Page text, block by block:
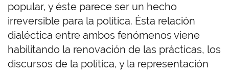
popular, y éste parece ser un hecho
irreversible para la política. Ésta relación
dialéctica entre ambos fenómenos viene
habilitando la renovación de las prácticas, los
discursos de la política, y la representación